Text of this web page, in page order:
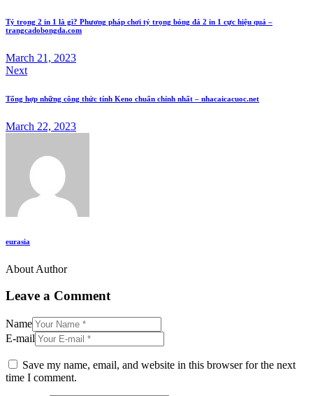
Tỷ trọng 2 in 1 là gì? Phương pháp chơi tỷ trọng bóng đá 2 in 1 cực hiệu quả –
trangcadobongda.com
March 21, 2023
Next
Tổng hợp những công thức tính Keno chuẩn chỉnh nhất – nhacaicacuoc.net
March 22, 2023
eurasia
About Author
Leave a Comment
Name
E-mail
Save my name, email, and website in this browser for the next
time I comment.